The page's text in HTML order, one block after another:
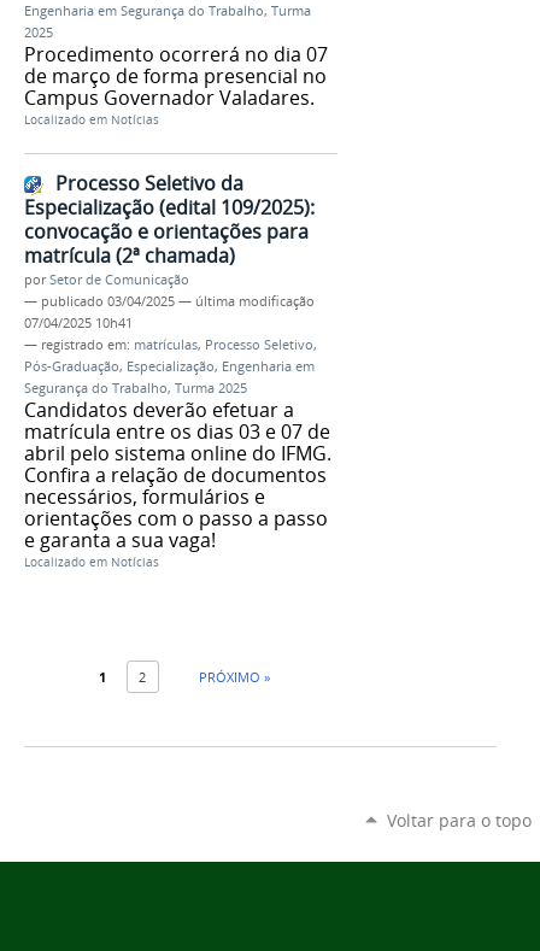
Engenharia em Segurança do Trabalho, Turma
2025
Procedimento ocorrerá no dia 07
de março de forma presencial no
Campus Governador Valadares.
Localizado em Notícias
Processo Seletivo da
Especialização (edital 109/2025):
convocação e orientações para
matrícula (2ª chamada)
porSetor de Comunicação
— publicado 03/04/2025 — última modificação
07/04/2025 10h41
— registrado em: matrículas, Processo Seletivo,
Pós-Graduação, Especialização, Engenharia em
Segurança do Trabalho, Turma 2025
Candidatos deverão efetuar a
matrícula entre os dias 03 e 07 de
abril pelo sistema online do IFMG.
Confira a relação de documentos
necessários, formulários e
orientações com o passo a passo
e garanta a sua vaga!
Localizado em Notícias
1 2 PRÓXIMO »
Voltar para o topo